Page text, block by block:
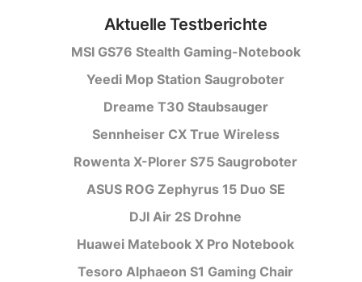
Aktuelle Testberichte
MSI GS76 Stealth Gaming-Notebook
Yeedi Mop Station Saugroboter
Dreame T30 Staubsauger
Sennheiser CX True Wireless
Rowenta X-Plorer S75 Saugroboter
ASUS ROG Zephyrus 15 Duo SE
DJI Air 2S Drohne
Huawei Matebook X Pro Notebook
Tesoro Alphaeon S1 Gaming Chair